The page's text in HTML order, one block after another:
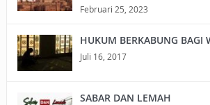
Februari 25, 2023
HUKUM BERKABUNG BAGI
Juli 16, 2017
SABAR DAN LEMAH